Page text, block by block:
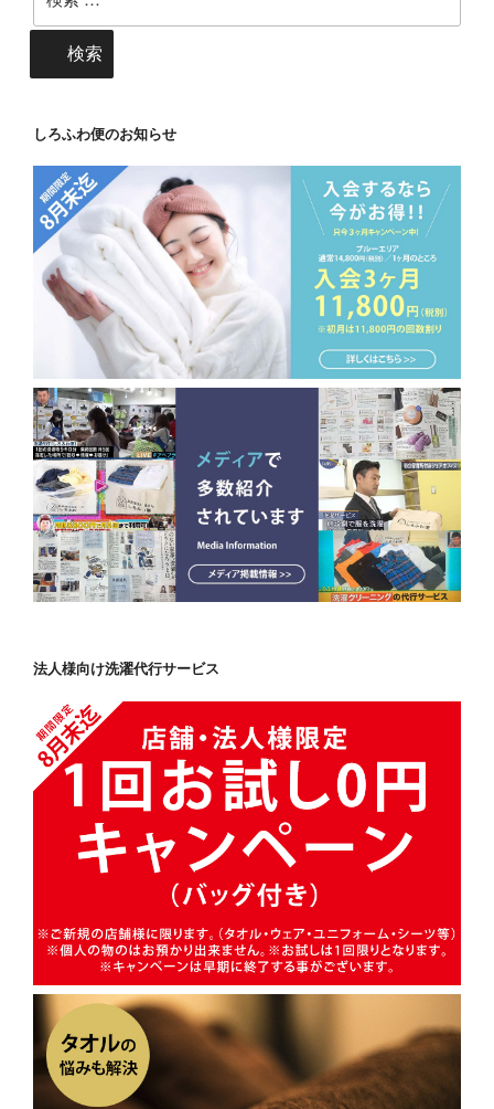
索:
検索
しろふわ便のお知らせ
法人様向け洗濯代行サービス